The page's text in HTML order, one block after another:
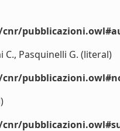
C., Pasquinelli G. (literal)